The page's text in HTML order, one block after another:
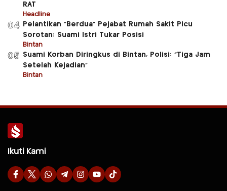
RAT
Headline
04
Pelantikan “Berdua” Pejabat Rumah Sakit Picu
Sorotan: Suami Istri Tukar Posisi
Bintan
05 Suami Korban Diringkus di Bintan, Polisi: “Tiga Jam
Setelah Kejadian”
Bintan
Ikuti Kami